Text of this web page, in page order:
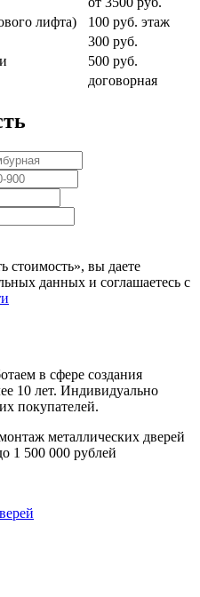
лифта)
100 руб. этаж
300 руб.
500 руб.
договорная
стоимость», вы даете
данных и соглашаетесь с
в сфере создания
10 лет. Индивидуально
покупателей.
металлических дверей
1 500 000 рублей